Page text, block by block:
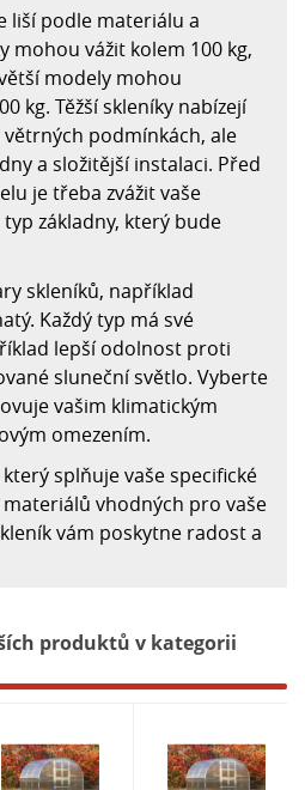
liší podle materiálu a
mohou vážit kolem 100 kg,
modely mohou
kg. Těžší skleníky nabízejí
podmínkách, ale
a složitější instalaci. Před
je třeba zvážit vaše
základny, který bude
skleníků, například
. Každý typ má své
lepší odolnost proti
sluneční světlo. Vyberte
vašim klimatickým
omezením.
splňuje vaše specifické
vhodných pro vaše
vám poskytne radost a
produktů v kategorii